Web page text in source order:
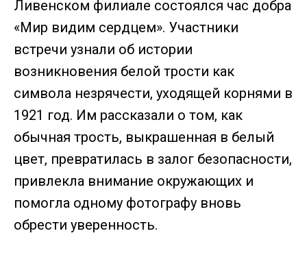
Ливенском филиале состоялся час добра
«Мир видим сердцем». Участники
встречи узнали об истории
возникновения белой трости как
символа незрячести, уходящей корнями в
1921 год. Им рассказали о том, как
обычная трость, выкрашенная в белый
цвет, превратилась в залог безопасности,
привлекла внимание окружающих и
помогла одному фотографу вновь
обрести уверенность.